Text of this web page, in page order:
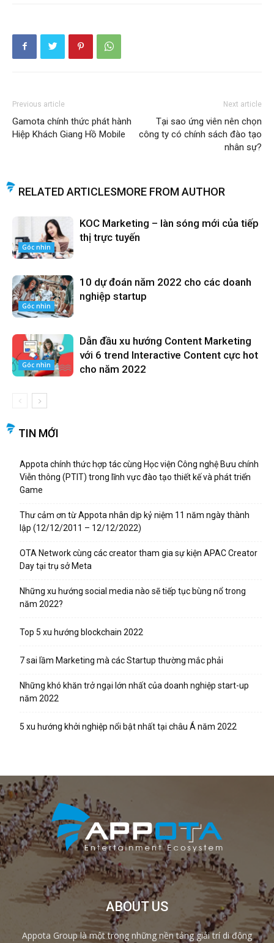
Previous article
Gamota chính thức phát hành
Hiệp Khách Giang Hồ Mobile
Next article
Tại sao ứng viên nên chọn
công ty có chính sách đào tạo
nhân sự?
RELATED ARTICLESMORE FROM AUTHOR
Góc nhìn
KOC Marketing – làn sóng mới của tiếp
thị trực tuyến
Góc nhìn
10 dự đoán năm 2022 cho các doanh
nghiệp startup
Góc nhìn
Dẫn đầu xu hướng Content Marketing
với 6 trend Interactive Content cực hot
cho năm 2022
TIN MỚI
Appota chính thức hợp tác cùng Học viện Công nghệ Bưu chính
Viễn thông (PTIT) trong lĩnh vực đào tạo thiết kế và phát triển
Game
Thư cảm ơn từ Appota nhân dịp kỷ niệm 11 năm ngày thành
lập (12/12/2011 – 12/12/2022)
OTA Network cùng các creator tham gia sự kiện APAC Creator
Day tại trụ sở Meta
Những xu hướng social media nào sẽ tiếp tục bùng nổ trong
năm 2022?
Top 5 xu hướng blockchain 2022
7 sai lầm Marketing mà các Startup thường mắc phải
Những khó khăn trở ngại lớn nhất của doanh nghiệp start-up
năm 2022
5 xu hướng khởi nghiệp nổi bật nhất tại châu Á năm 2022
ABOUT US
Appota Group là một trong những nền tảng giải trí di động